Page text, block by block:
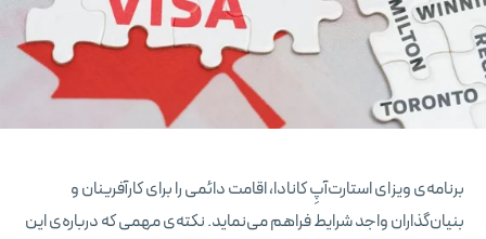
برنامه‌ی ویزای استارت‌آپِ کانادا، اقامت دائمی را برای کارآفرینان و
بنیان‌گذاران واجد شرایط فراهم می‌نماید. نکته‌ی مهمی که درباره‌ی این